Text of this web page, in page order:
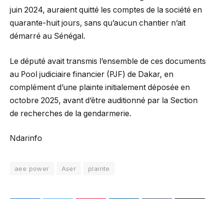
juin 2024, auraient quitté les comptes de la société en
quarante-huit jours, sans qu’aucun chantier n’ait
démarré au Sénégal.
Le député avait transmis l’ensemble de ces documents
au Pool judiciaire financier (PJF) de Dakar, en
complément d’une plainte initialement déposée en
octobre 2025, avant d’être auditionné par la Section
de recherches de la gendarmerie.
Ndarinfo
aee power Aser plainte